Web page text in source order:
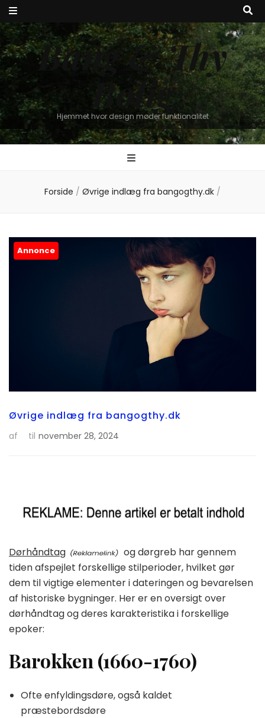
Bang & Thy
Bolig
Hjemmet hvor design møder funktionalitet
Forside / Øvrige indlæg fra bangogthy.dk /
Annonce
Øvrige indlæg fra bangogthy.dk
af til november 28, 2024
Dørhåndtag
og dørgreb har gennem
tiden afspejlet forskellige stilperioder, hvilket gør
dem til vigtige elementer i dateringen og bevarelsen
af historiske bygninger. Her er en oversigt over
dørhåndtag og deres karakteristika i forskellige
epoker:
Barokken (1660-1760)
Ofte enfyldingsdøre, også kaldet
præstebordsdøre